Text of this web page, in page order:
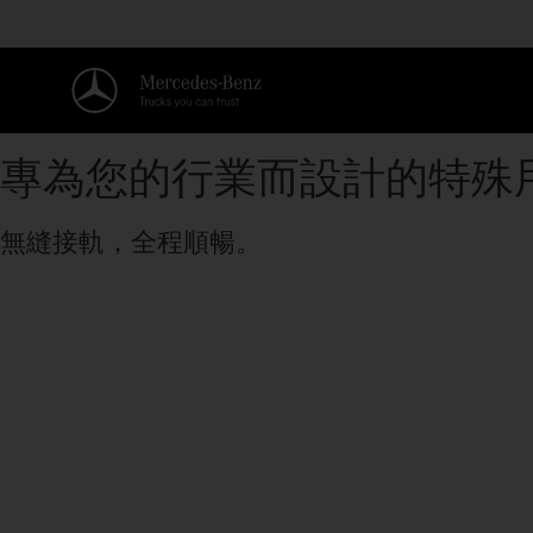
專為您的行業而設計的特殊
無縫接軌，全程順暢。